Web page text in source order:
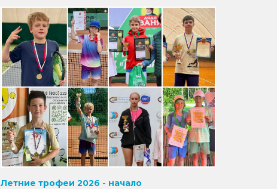
Летние трофеи 2026 - начало